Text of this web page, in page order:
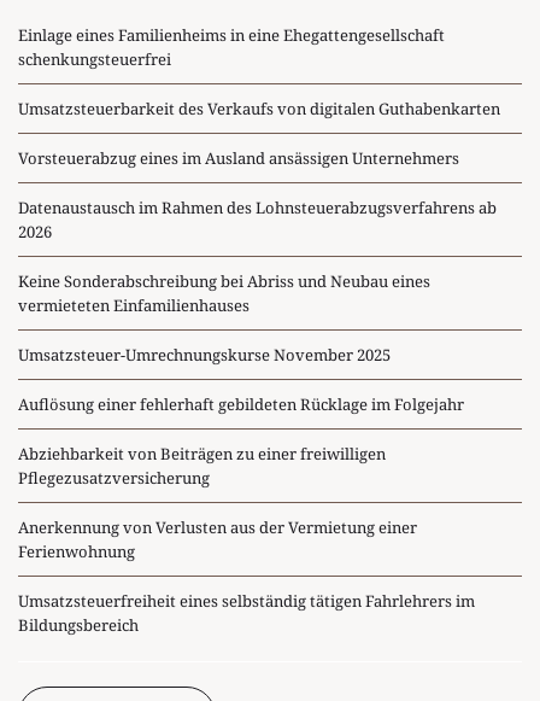
Einlage eines Familienheims in eine Ehegattengesellschaft
schenkungsteuerfrei
Umsatzsteuerbarkeit des Verkaufs von digitalen Guthabenkarten
Vorsteuerabzug eines im Ausland ansässigen Unternehmers
Datenaustausch im Rahmen des Lohnsteuerabzugsverfahrens ab
2026
Keine Sonderabschreibung bei Abriss und Neubau eines
vermieteten Einfamilienhauses
Umsatzsteuer-Umrechnungskurse November 2025
Auflösung einer fehlerhaft gebildeten Rücklage im Folgejahr
Abziehbarkeit von Beiträgen zu einer freiwilligen
Pflegezusatzversicherung
Anerkennung von Verlusten aus der Vermietung einer
Ferienwohnung
Umsatzsteuerfreiheit eines selbständig tätigen Fahrlehrers im
Bildungsbereich